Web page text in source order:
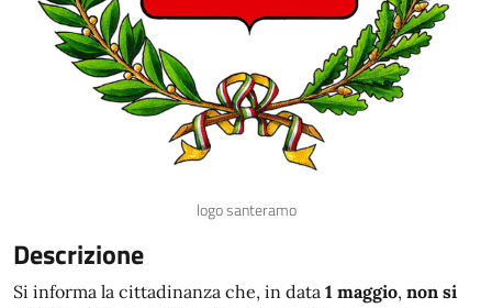
logo santeramo
Descrizione
Si informa la cittadinanza che, in data 1 maggio, non si